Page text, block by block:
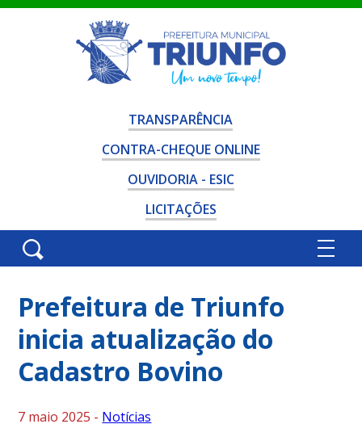
TRANSPARÊNCIA
CONTRA-CHEQUE ONLINE
OUVIDORIA - ESIC
LICITAÇÕES
Prefeitura de Triunfo
inicia atualização do
Cadastro Bovino
7 maio 2025 - Notícias